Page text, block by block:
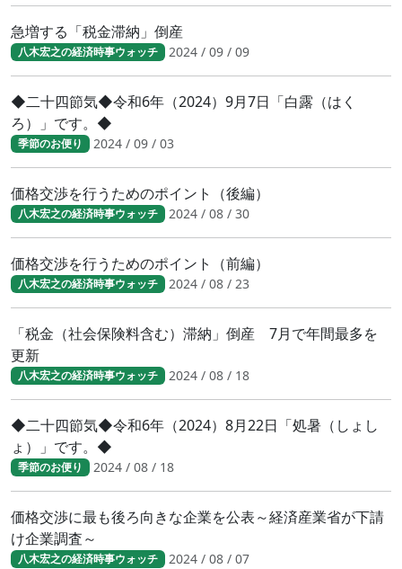
急増する「税金滞納」倒産
八木宏之の経済時事ウォッチ 2024 / 09 / 09
◆二十四節気◆令和6年（2024）9月7日「白露（はく
ろ）」です。◆
季節のお便り 2024 / 09 / 03
価格交渉を行うためのポイント（後編）
八木宏之の経済時事ウォッチ 2024 / 08 / 30
価格交渉を行うためのポイント（前編）
八木宏之の経済時事ウォッチ 2024 / 08 / 23
「税金（社会保険料含む）滞納」倒産 7月で年間最多を
更新
八木宏之の経済時事ウォッチ 2024 / 08 / 18
◆二十四節気◆令和6年（2024）8月22日「処暑（しょし
ょ）」です。◆
季節のお便り 2024 / 08 / 18
価格交渉に最も後ろ向きな企業を公表～経済産業省が下請
け企業調査～
八木宏之の経済時事ウォッチ 2024 / 08 / 07